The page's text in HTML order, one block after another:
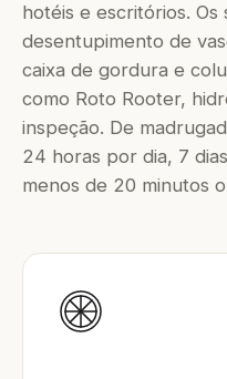
hotéis e escritórios.
desentupimento de
caixa de gordura e
como Roto Rooter,
inspeção. De
24 horas por dia, 7
menos de 20 minutos